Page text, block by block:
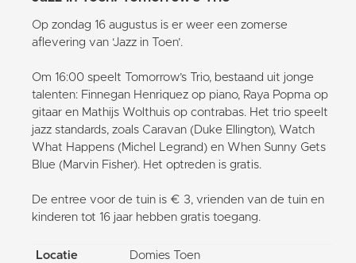
Op zondag 16 augustus is er weer een zomerse
aflevering van ‘Jazz in Toen’.
Om 16:00 speelt Tomorrow’s Trio, bestaand uit jonge
talenten: Finnegan Henriquez op piano, Raya Popma op
gitaar en Mathijs Wolthuis op contrabas. Het trio speelt
jazz standards, zoals Caravan (Duke Ellington), Watch
What Happens (Michel Legrand) en When Sunny Gets
Blue (Marvin Fisher). Het optreden is gratis.
De entree voor de tuin is € 3, vrienden van de tuin en
kinderen tot 16 jaar hebben gratis toegang.
Locatie
Domies Toen